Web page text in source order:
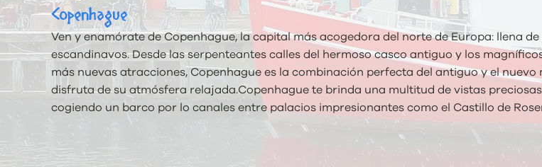
Copenhague
Ven y enamórate de Copenhague, la capital más acogedora del norte de Europa: llena
escandinavos. Desde las serpenteantes calles del hermoso casco antiguo y los
más nuevas atracciones, Copenhague es la combinación perfecta del antiguo y el
disfruta de su atmósfera relajada.Copenhague te brinda una multitud de vistas
cogiendo un barco por lo canales entre palacios impresionantes como el Castillo de